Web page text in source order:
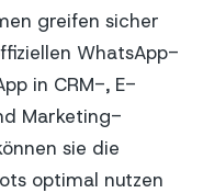
greifen sicher
WhatsApp-
in CRM-, E-
Marketing-
sie die
optimal nutzen